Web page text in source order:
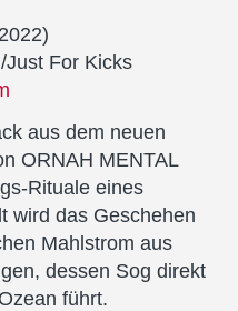
Just For Kicks
aus dem neuen
ORNAH MENTAL
Rituale eines
wird das Geschehen
Mahlstrom aus
dessen Sog direkt
führt.